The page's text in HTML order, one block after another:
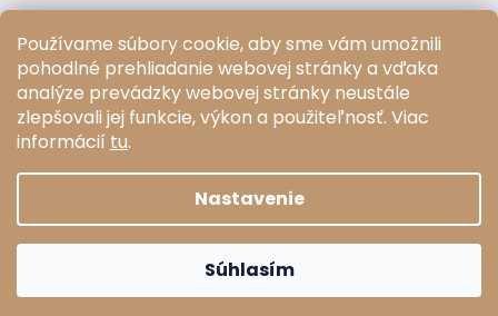
Používame súbory cookie, aby sme vám umožnili
pohodlné prehliadanie webovej stránky a vďaka
analýze prevádzky webovej stránky neustále
zlepšovali jej funkcie, výkon a použiteľnosť. Viac
informácií tu.
Nastavenie
Súhlasím
Facebook
Giftology.sk. Všetky práva vyhradené.
OVERENÉZÁKAZNÍ
KMI